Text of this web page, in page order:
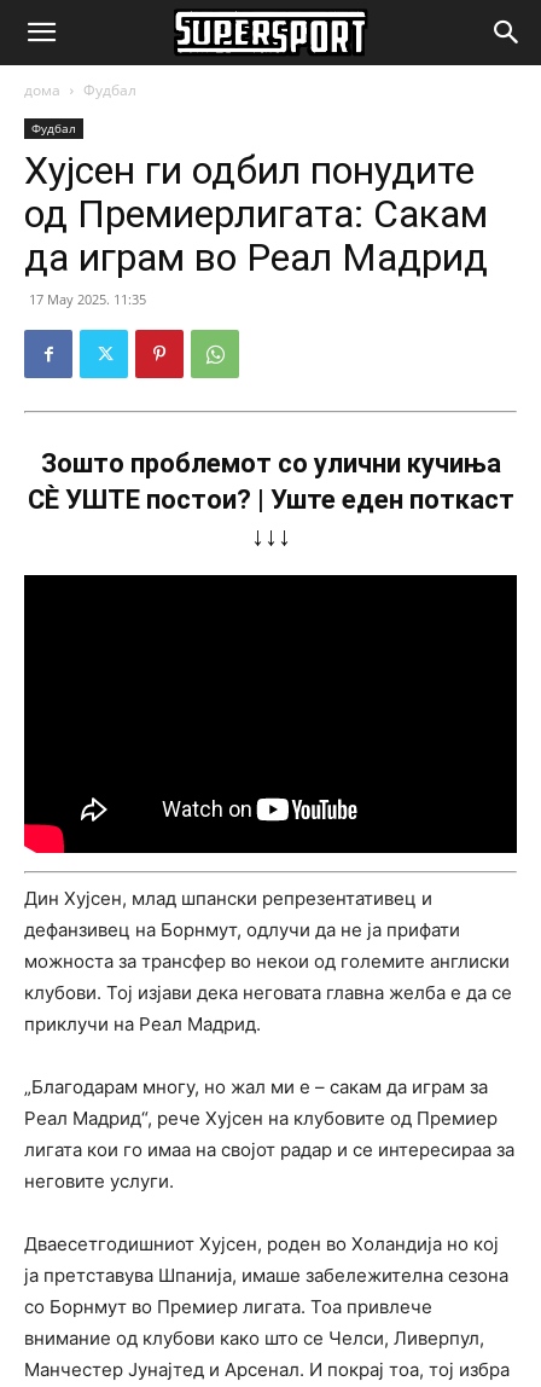
SuperSport.mk
дома Фудбал
Фудбал
Хујсен ги одбил понудите
од Премиерлигата: Сакам
да играм во Реал Мадрид
17 May 2025. 11:35
Зошто проблемот со улични кучиња
СÈ УШТЕ постои? | Уште еден поткаст
↓↓↓
Дин Хујсен, млад шпански репрезентативец и
дефанзивец на Борнмут, одлучи да не ја прифати
можноста за трансфер во некои од големите англиски
клубови. Тој изјави дека неговата главна желба е да се
приклучи на Реал Мадрид.
„Благодарам многу, но жал ми е – сакам да играм за
Реал Мадрид“, рече Хујсен на клубовите од Премиер
лигата кои го имаа на својот радар и се интересираа за
неговите услуги.
Дваесетгодишниот Хујсен, роден во Холандија но кој
ја претставува Шпанија, имаше забележителна сезона
со Борнмут во Премиер лигата. Тоа привлече
внимание од клубови како што се Челси, Ливерпул,
Манчестер Јунајтед и Арсенал. И покрај тоа, тој избра